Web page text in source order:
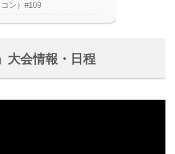
コン）#109
大会情報・日程